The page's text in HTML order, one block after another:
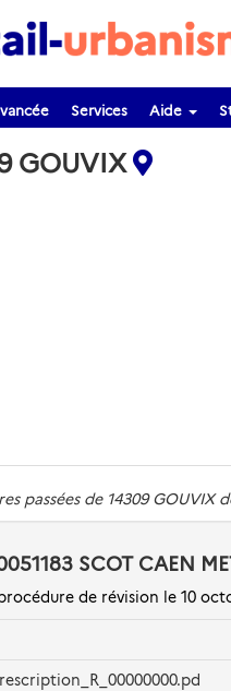
Services Aide
GOUVIX
passées de 14309 GOUVIX
SCOT CAEN
de révision le 10